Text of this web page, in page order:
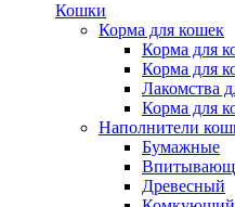
Кошки
Корма для кошек
Корма для
Корма для
Лакомства
Корма для
Наполнители
Бумажные
Древесный